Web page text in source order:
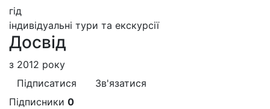
гід
індивідуальні тури та екскурсії
Досвід
з 2012 року
Підписатися
Зв'язатися
Підписники 0